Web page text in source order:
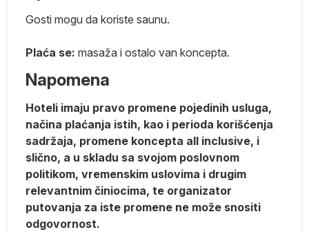
Gosti mogu da koriste saunu.
Plaća se: masaža i ostalo van koncepta.
Napomena
Hoteli imaju pravo promene pojedinih usluga,
načina plaćanja istih, kao i perioda korišćenja
sadržaja, promene koncepta all inclusive, i
slično, a u skladu sa svojom poslovnom
politikom, vremenskim uslovima i drugim
relevantnim činiocima, te organizator
putovanja za iste promene ne može snositi
odgovornost.